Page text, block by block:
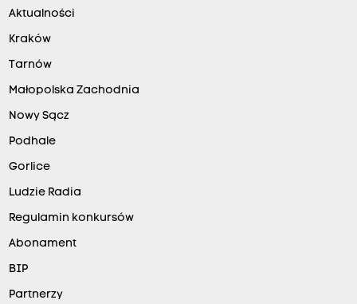
Aktualności
Kraków
Tarnów
Małopolska Zachodnia
Nowy Sącz
Podhale
Gorlice
Ludzie Radia
Regulamin konkursów
Abonament
BIP
Partnerzy